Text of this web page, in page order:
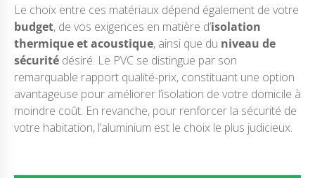
Le choix entre ces matériaux dépend également de votre
budget, de vos exigences en matière d’isolation
thermique et acoustique, ainsi que du niveau de
sécurité désiré. Le PVC se distingue par son
remarquable rapport qualité-prix, constituant une option
avantageuse pour améliorer l’isolation de votre domicile à
moindre coût. En revanche, pour renforcer la sécurité de
votre habitation, l’aluminium est le choix le plus judicieux.